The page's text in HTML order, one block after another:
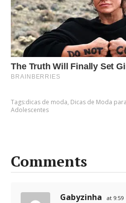
Tags:dicas de moda, Dicas de Moda
Adolescentes
Comments
Gabyzinha at 9:59